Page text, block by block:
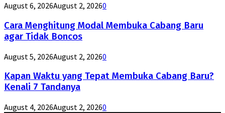
August 6, 2026August 2, 20260
Cara Menghitung Modal Membuka Cabang Baru
agar Tidak Boncos
August 5, 2026August 2, 20260
Kapan Waktu yang Tepat Membuka Cabang Baru?
Kenali 7 Tandanya
August 4, 2026August 2, 20260